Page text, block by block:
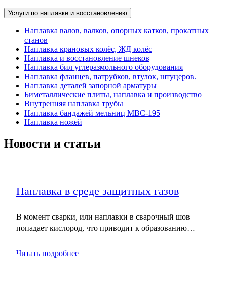
Услуги по наплавке и восстановлению
Наплавка валов, валков, опорных катков, прокатных
станов
Наплавка крановых колёс, ЖД колёс
Наплавка и восстановление шнеков
Наплавка бил углеразмольного оборудования
Наплавка фланцев, патрубков, втулок, штуцеров.
Наплавка деталей запорной арматуры
Биметаллические плиты, наплавка и производство
Внутренняя наплавка трубы
Наплавка бандажей мельниц МВС-195
Наплавка ножей
Новости и статьи
Наплавка в среде защитных газов
В момент сварки, или наплавки в сварочный шов
попадает кислород, что приводит к образованию…
Читать подробнее